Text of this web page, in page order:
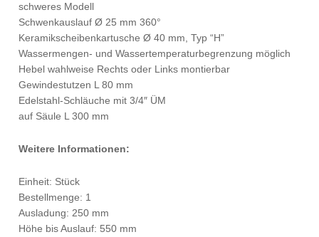
schweres Modell
Schwenkauslauf Ø 25 mm 360°
Keramikscheibenkartusche Ø 40 mm, Typ “H”
Wassermengen- und Wassertemperaturbegrenzung möglich
Hebel wahlweise Rechts oder Links montierbar
Gewindestutzen L 80 mm
Edelstahl-Schläuche mit 3/4″ ÜM
auf Säule L 300 mm
Weitere Informationen:
Einheit: Stück
Bestellmenge: 1
Ausladung: 250 mm
Höhe bis Auslauf: 550 mm